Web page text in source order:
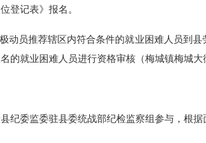
登记表》报名。
员推荐辖区内符合条件的就业困难人员到县
就业困难人员进行资格审核（梅城镇梅城大
委监委驻县委统战部纪检监察组参与，根据